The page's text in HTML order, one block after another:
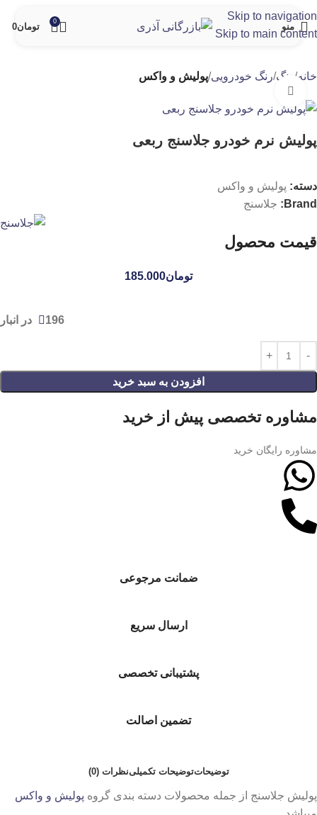
Skip to navigation
Skip to main content
منو
0
تومان0
خانه رنگ رنگ خودرویی پولیش و واکس
پولیش نرم خودرو جلاسنج ربعی
دسته: پولیش و واکس
Brand:
جلاسنج
قیمت محصول
تومان185.000
196 در انبار
افزودن به سبد خرید
مشاوره تخصصی پیش از خرید
مشاوره رایگان خرید
ضمانت مرجوعی
ارسال سریع
پشتیبانی تخصصی
تضمین اصالت
توضیحاتتوضیحات تکمیلینظرات (0)
پولیش جلاسنج از جمله محصولات دسته بندی گروه پولیش و واکس